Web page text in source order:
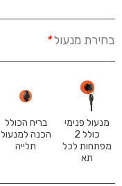
בחירת מנעול*
מנעול פנימי
כולל 2
מפתחות לכל
תא
בריח הכולל
הכנה למנעול
תלייה